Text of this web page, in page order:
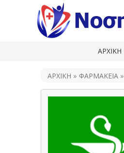
ΑΡΧΙΚΗ
ΑΡΧΙΚΗ » ΦΑΡΜΑΚΕΊΑ »